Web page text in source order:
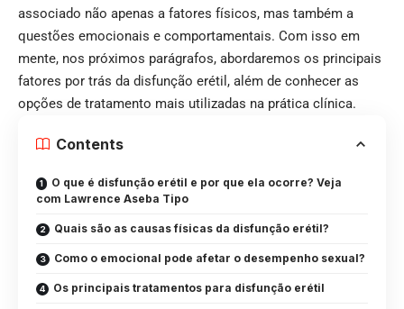
associado não apenas a fatores físicos, mas também a
questões emocionais e comportamentais. Com isso em
mente, nos próximos parágrafos, abordaremos os principais
fatores por trás da disfunção erétil, além de conhecer as
opções de tratamento mais utilizadas na prática clínica.
Contents
O que é disfunção erétil e por que ela ocorre? Veja
com Lawrence Aseba Tipo
Quais são as causas físicas da disfunção erétil?
Como o emocional pode afetar o desempenho sexual?
Os principais tratamentos para disfunção erétil